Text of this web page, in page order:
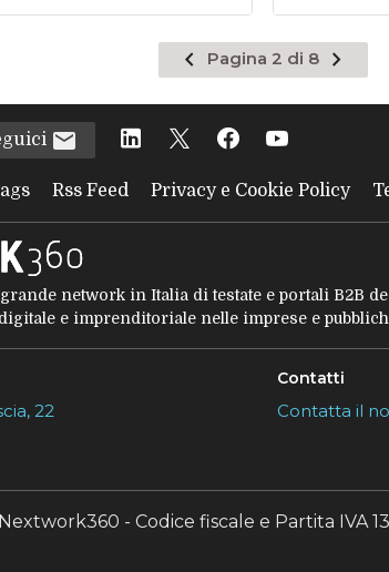
Pagina
precedente
Pagina 2 di 8
Pagina
Rss Feed Privacy e Cookie Policy
network in Italia di testate e portali B2B
e imprenditoriale nelle imprese e
22
Contatti
Contatta il
Nextwork360 - Codice fiscale e Partita IVA